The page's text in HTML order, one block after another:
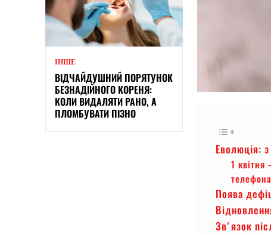
ІНШЕ
ВІДЧАЙДУШНИЙ ПОРЯТУНОК
БЕЗНАДІЙНОГО КОРЕНЯ:
КОЛИ ВИДАЛЯТИ РАНО, А
ПЛОМБУВАТИ ПІЗНО
Еволюція:
1
телефона
Поява
Звʼязок